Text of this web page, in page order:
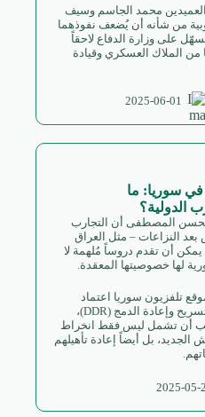
محمد الجاسم وسيف
من شأنه أن يُضعف نفوذهما
على وزارة الدفاع لاحقاً
من الملاك العسكري وقيادة
2025-06-01
في سوريا: ما
الدولية؟
المصطفى أن التجارب
بعد النزاعات – مثل العراق
يمكن أن تقدم دروساً مُلهمة لا
لها خصوصيتها المعقدة.
تلفزيون سوريا اعتماد
برنامج متكامل لنزع السلاح والتسريح وإعادة الدمج (DDR)،
أن تشمل ليس فقط انخراط
بل أيضاً إعادة تأهيلهم
2025-05-